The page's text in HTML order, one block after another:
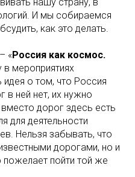
И мы собираемся
как это делать.
«Россия как космос.
в мероприятиях
идея о том, что Россия
в ней нет, их нужно
дорог здесь есть
для деятельности
Нельзя забывать, что
дорогами, но и
пожелает пойти той же